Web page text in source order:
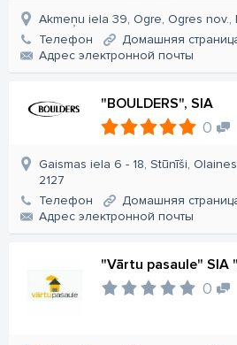
Akmeņu iela 39, Ogre, Ogres nov.,
Телефон
Домашняя
Aдрес электронной почты
"BOULDERS", SIA
0
Gaismas iela 6 - 18, Stūnīši,
2127
Телефон
Домашняя
Aдрес электронной почты
"Vārtu pasaule" SIA
0